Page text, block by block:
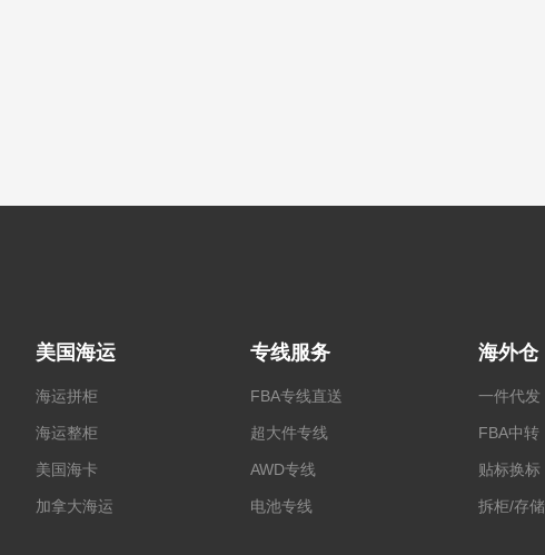
美国海运
海运拼柜
海运整柜
美国海卡
加拿大海运
专线服务
FBA专线直送
超大件专线
AWD专线
电池专线
海外仓
一件代发
FBA中转
贴标换标
拆柜/存储